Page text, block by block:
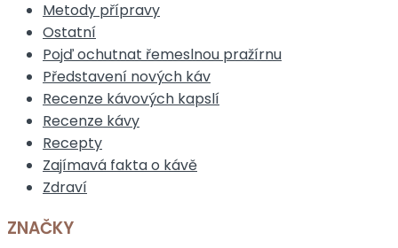
Metody přípravy
Ostatní
Pojď ochutnat řemeslnou pražírnu
Představení nových káv
Recenze kávových kapslí
Recenze kávy
Recepty
Zajímavá fakta o kávě
Zdraví
ZNAČKY